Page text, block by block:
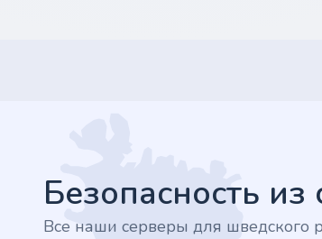
.tips
Безопасность
Все наши серверы для